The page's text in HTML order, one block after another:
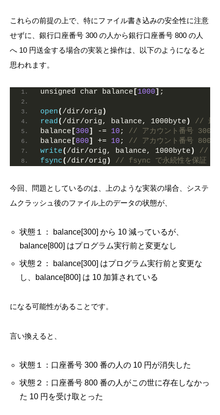
これらの前提の上で、特にファイル書き込みの安全性に注意
せずに、銀行口座番号 300 の人から銀行口座番号 800 の人
へ 10 円送金する場合の実装と操作は、以下のようになると
思われます。
unsigned char balance [1000] ;
open( /dir/orig )
read( /dir/orig, balance, 1000byte )
// 最新
balance [300] -= 10 ; // アカウント番号 300
balance [800] += 10 ; // アカウント番号 800
write( /dir/orig, balance, 1000byte )
// フ
fsync( /dir/orig ) // fsync で永続性を保証
今回、問題としているのは、上のような実装の場合、システ
ムクラッシュ後のファイル上のデータの状態が、
状態１： balance[300] から 10 減っているが、
balance[800] はプログラム実行前と変更なし
状態２： balance[300] はプログラム実行前と変更な
し、balance[800] は 10 加算されている
になる可能性があることです。
言い換えると
状態１：口座番号 300 番の人の 10 円が消失した
状態２：口座番号 800 番の人がこの世に存在しなかっ
た 10 円を受け取とった